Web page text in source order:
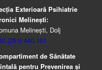
Exterioară Psihiatrie
Melinești:
Melinești, Dolj
(251) 440.101
de Sănătate
pentru Prevenirea şi